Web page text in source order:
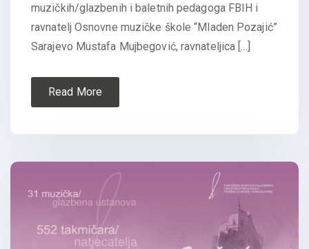
muzičkih/glazbenih i baletnih pedagoga FBIH i
ravnatelj Osnovne muzičke škole “Mladen Pozajić”
Sarajevo Mustafa Mujbegović, ravnateljica […]
Read More